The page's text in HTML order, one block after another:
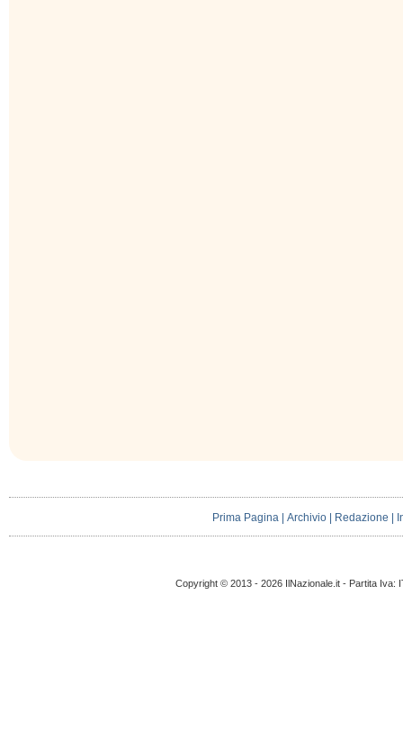
Prima Pagina |Archivio | Redazione |
Copyright © 2013 - 2026 IlNazionale.it - Partita Iva: